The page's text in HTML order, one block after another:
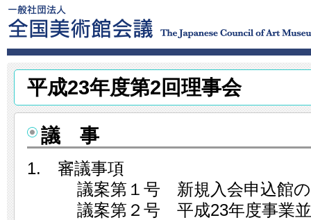
平成23年度第2回理事会
議 事
1. 審議事項
議案第１号 新規入会申込館の
議案第２号 平成23年度事業並